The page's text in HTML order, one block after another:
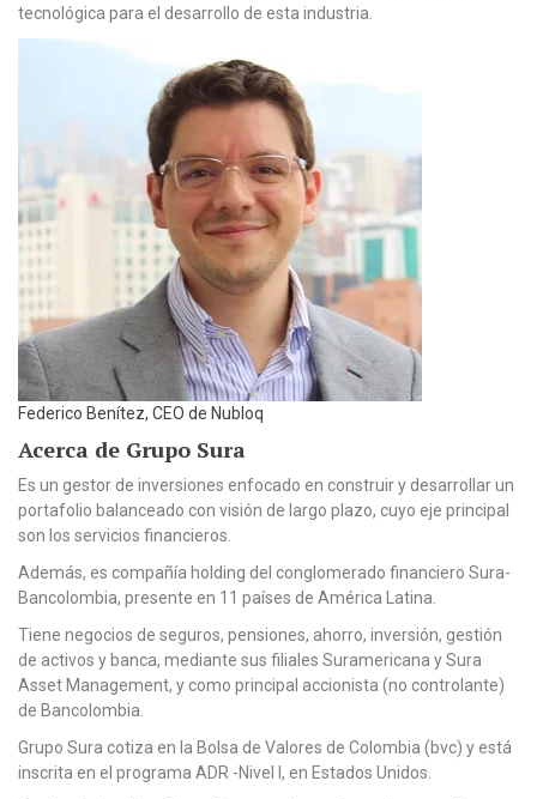
tecnológica para el desarrollo de esta industria.
Federico Benítez, CEO de Nubloq
Acerca de Grupo Sura
Es un gestor de inversiones enfocado en construir y desarrollar un
portafolio balanceado con visión de largo plazo, cuyo eje principal
son los servicios financieros.
Además, es compañía holding del conglomerado financiero Sura-
Bancolombia, presente en 11 países de América Latina.
Tiene negocios de seguros, pensiones, ahorro, inversión, gestión
de activos y banca, mediante sus filiales Suramericana y Sura
Asset Management, y como principal accionista (no controlante)
de Bancolombia.
Grupo Sura cotiza en la Bolsa de Valores de Colombia (bvc) y está
inscrita en el programa ADR -Nivel I, en Estados Unidos.